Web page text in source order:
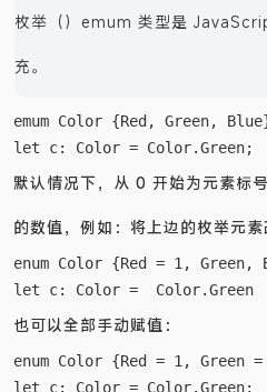
枚举（）emum 类型是
充。
emum Color {Red, Green,
默认情况下，从 0 开始为元素标
的数值，例如：将上边的枚举元
enum Color {Red = 1, Green,
也可以全部手动赋值：
enum Color {Red = 1, Green